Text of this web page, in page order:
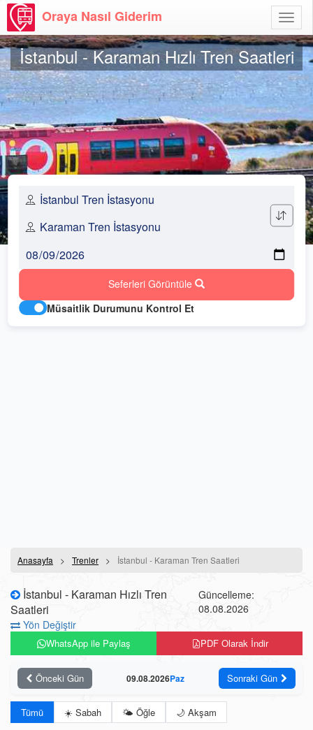
Aç
Oraya Nasıl Giderim
İstanbul - Karaman Hızlı Tren Saatleri
Seferleri Görüntüle
Müsaitlik Durumunu Kontrol Et
Anasayfa Trenler İstanbul - Karaman Tren Saatleri
İstanbul - Karaman Hızlı Tren
Saatleri
Yön Değiştir
Güncelleme:
08.08.2026
WhatsApp ile Paylaş PDF Olarak İndir
Önceki Gün 09.08.2026Paz Sonraki Gün
Tümü ☀️ Sabah 🌤️ Öğle 🌙 Akşam